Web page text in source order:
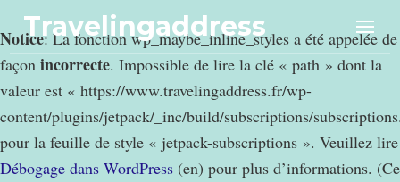
Notice: La fonction wp_maybe_inline_styles a été appelée de
façon incorrecte. Impossible de lire la clé « path » dont la
valeur est « https://www.travelingaddress.fr/wp-
content/plugins/jetpack/_inc/build/subscriptions/
pour la feuille de style « jetpack-subscriptions ». Veuillez lire
Débogage dans WordPress (en) pour plus d’informations. (Ce
Travelingaddress